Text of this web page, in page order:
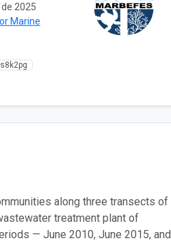
2025
Marine
along three transects of
treatment plant of
— June 2010, June 2015, and